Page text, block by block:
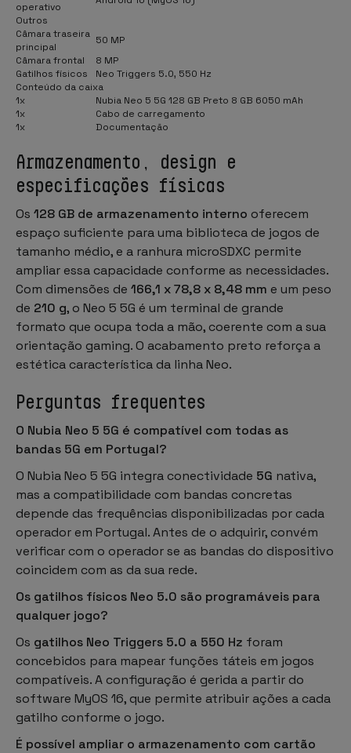
operativo
Outros
Câmara traseira
principal
50 MP
Câmara frontal
8 MP
Gatilhos físicos
Neo Triggers 5.0, 550 Hz
Conteúdo da caixa
1x
Nubia Neo 5 5G 128 GB Preto 8 GB 6050 mAh
1x
Cabo de carregamento
1x
Documentação
Armazenamento, design e
especificações físicas
Os 128 GB de armazenamento interno oferecem
espaço suficiente para uma biblioteca de jogos de
tamanho médio, e a ranhura microSDXC permite
ampliar essa capacidade conforme as necessidades.
Com dimensões de 166,1 x 78,8 x 8,48 mm e um peso
de 210 g, o Neo 5 5G é um terminal de grande
formato que ocupa toda a mão, coerente com a sua
orientação gaming. O acabamento preto reforça a
estética característica da linha Neo.
Perguntas frequentes
O Nubia Neo 5 5G é compatível com todas as
bandas 5G em Portugal?
O Nubia Neo 5 5G integra conectividade 5G nativa,
mas a compatibilidade com bandas concretas
depende das frequências disponibilizadas por cada
operador em Portugal. Antes de o adquirir, convém
verificar com o operador se as bandas do dispositivo
coincidem com as da sua rede.
Os gatilhos físicos Neo 5.0 são programáveis para
qualquer jogo?
Os gatilhos Neo Triggers 5.0 a 550 Hz foram
concebidos para mapear funções táteis em jogos
compatíveis. A configuração é gerida a partir do
software MyOS 16, que permite atribuir ações a cada
gatilho conforme o jogo.
É possível ampliar o armazenamento com cartão